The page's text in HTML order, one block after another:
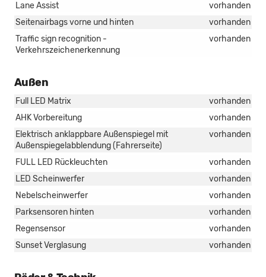
Lane Assist
vorhanden
Seitenairbags vorne und hinten
vorhanden
Traffic sign recognition -
Verkehrszeichenerkennung
vorhanden
Außen
Full LED Matrix
vorhanden
AHK Vorbereitung
vorhanden
Elektrisch anklappbare Außenspiegel mit
Außenspiegelabblendung (Fahrerseite)
vorhanden
FULL LED Rückleuchten
vorhanden
LED Scheinwerfer
vorhanden
Nebelscheinwerfer
vorhanden
Parksensoren hinten
vorhanden
Regensensor
vorhanden
Sunset Verglasung
vorhanden